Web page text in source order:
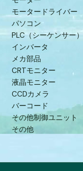
モータードライバー
パソコン
PLC（シーケンサー）
インバータ
メカ部品
CRTモニター
液晶モニター
CCDカメラ
バーコード
その他制御ユニット
その他